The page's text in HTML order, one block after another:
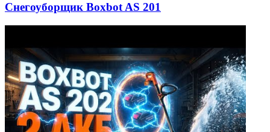
Снегоуборщик Boxbot AS 201